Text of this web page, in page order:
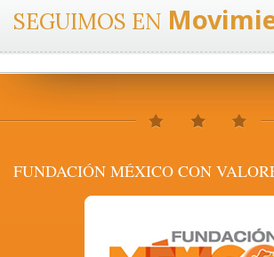
SEGUIMOS EN
FUNDACIÓN MÉXICO CON